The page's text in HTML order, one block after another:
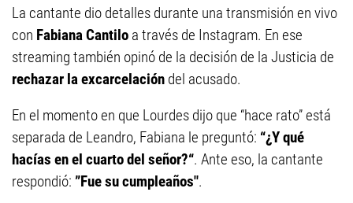
La cantante dio detalles durante una transmisión en vivo
con Fabiana Cantilo a través de Instagram. En ese
streaming también opinó de la decisión de la Justicia de
rechazar la excarcelación del acusado.
En el momento en que Lourdes dijo que “hace rato” está
separada de Leandro, Fabiana le preguntó: “¿Y qué
hacías en el cuarto del señor?“. Ante eso, la cantante
respondió: ”Fue su cumpleaños".